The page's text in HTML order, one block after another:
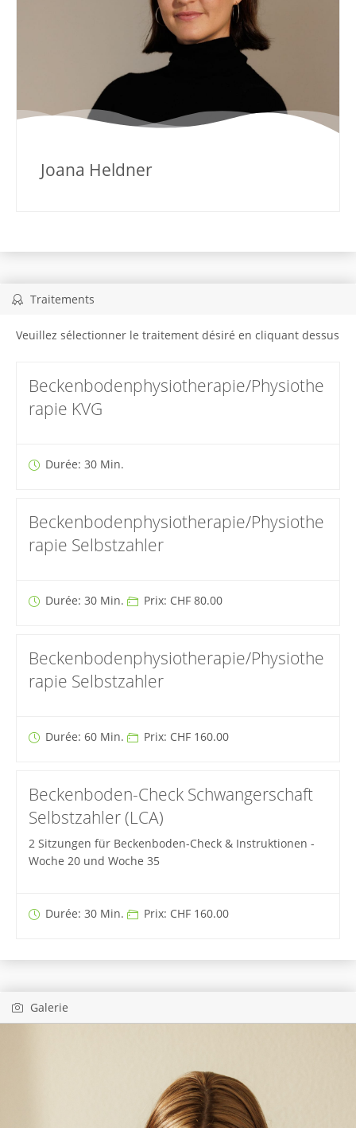
Joana Heldner
Traitements
Veuillez sélectionner le traitement désiré en cliquant dessus
Beckenbodenphysiotherapie/Physiothe
rapie KVG
Durée: 30 Min.
Beckenbodenphysiotherapie/Physiothe
rapie Selbstzahler
Durée: 30 Min. Prix: CHF 80.00
Beckenbodenphysiotherapie/Physiothe
rapie Selbstzahler
Durée: 60 Min. Prix: CHF 160.00
Beckenboden-Check Schwangerschaft
Selbstzahler (LCA)
2 Sitzungen für Beckenboden-Check & Instruktionen -
Woche 20 und Woche 35
Durée: 30 Min. Prix: CHF 160.00
Galerie